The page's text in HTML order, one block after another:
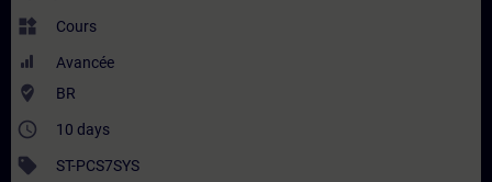
widgets Cours
Avancée
where_to_vote BR
access_time 10 days
sell ST-PCS7SYS